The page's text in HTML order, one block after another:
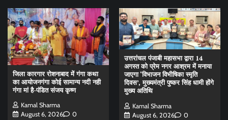
जिला कारगार रोशनाबाद में गंगा कथा
का आयोजनगंगा कोई सामान्य नदी नही
गंगा मां है-पंडित संजय कृष्ण
Kamal Sharma
August 6, 2026
0
उत्तरांचल पंजाबी महासभा द्वारा 14
अगस्त को प्रेम नगर आश्रम में मनाया
जाएगा ‘विभाजन विभीषिका स्मृति
दिवस’, मुख्यमंत्री पुष्कर सिंह धामी होंगे
मुख्य अतिथि
Kamal Sharma
August 6, 2026
0